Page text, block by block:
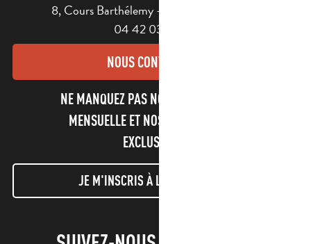
8, Cours Barthélemy - 13400 AUBAGNE
04 42 03 49 98
NOUS CONTACTER
NE MANQUEZ PAS NOTRE NEWSLETTER
MENSUELLE ET NOS INFORMATIONS
EXCLUSIVES !
JE M'INSCRIS À LA NEWSLETTER